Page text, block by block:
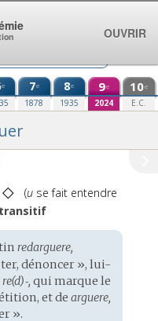
e 7e
1878
8e
1935
9e
2024
10e
E.C.
◇
Prononciation
:
(use fait entendre
redarguere,
dénoncer », lui-
re(d)‑, qui marque le
et de arguere,
».
OUVRIR